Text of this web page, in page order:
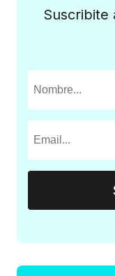
Suscribite